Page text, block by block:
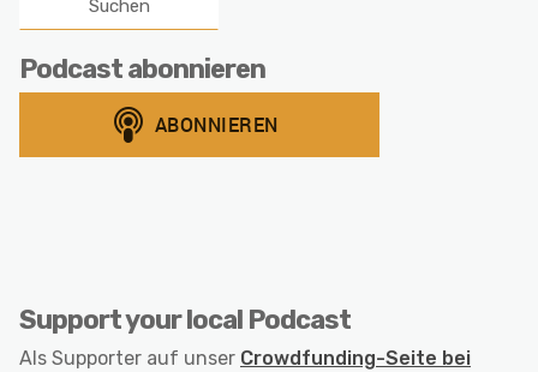
Podcast abonnieren
Support your local Podcast
Als Supporter auf unser Crowdfunding-Seite bei